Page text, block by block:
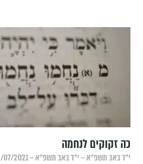
כה זקוקים לנחמה
י״ד באב תשפ״א – י״ד באב תשפ״א – 23/07/2021